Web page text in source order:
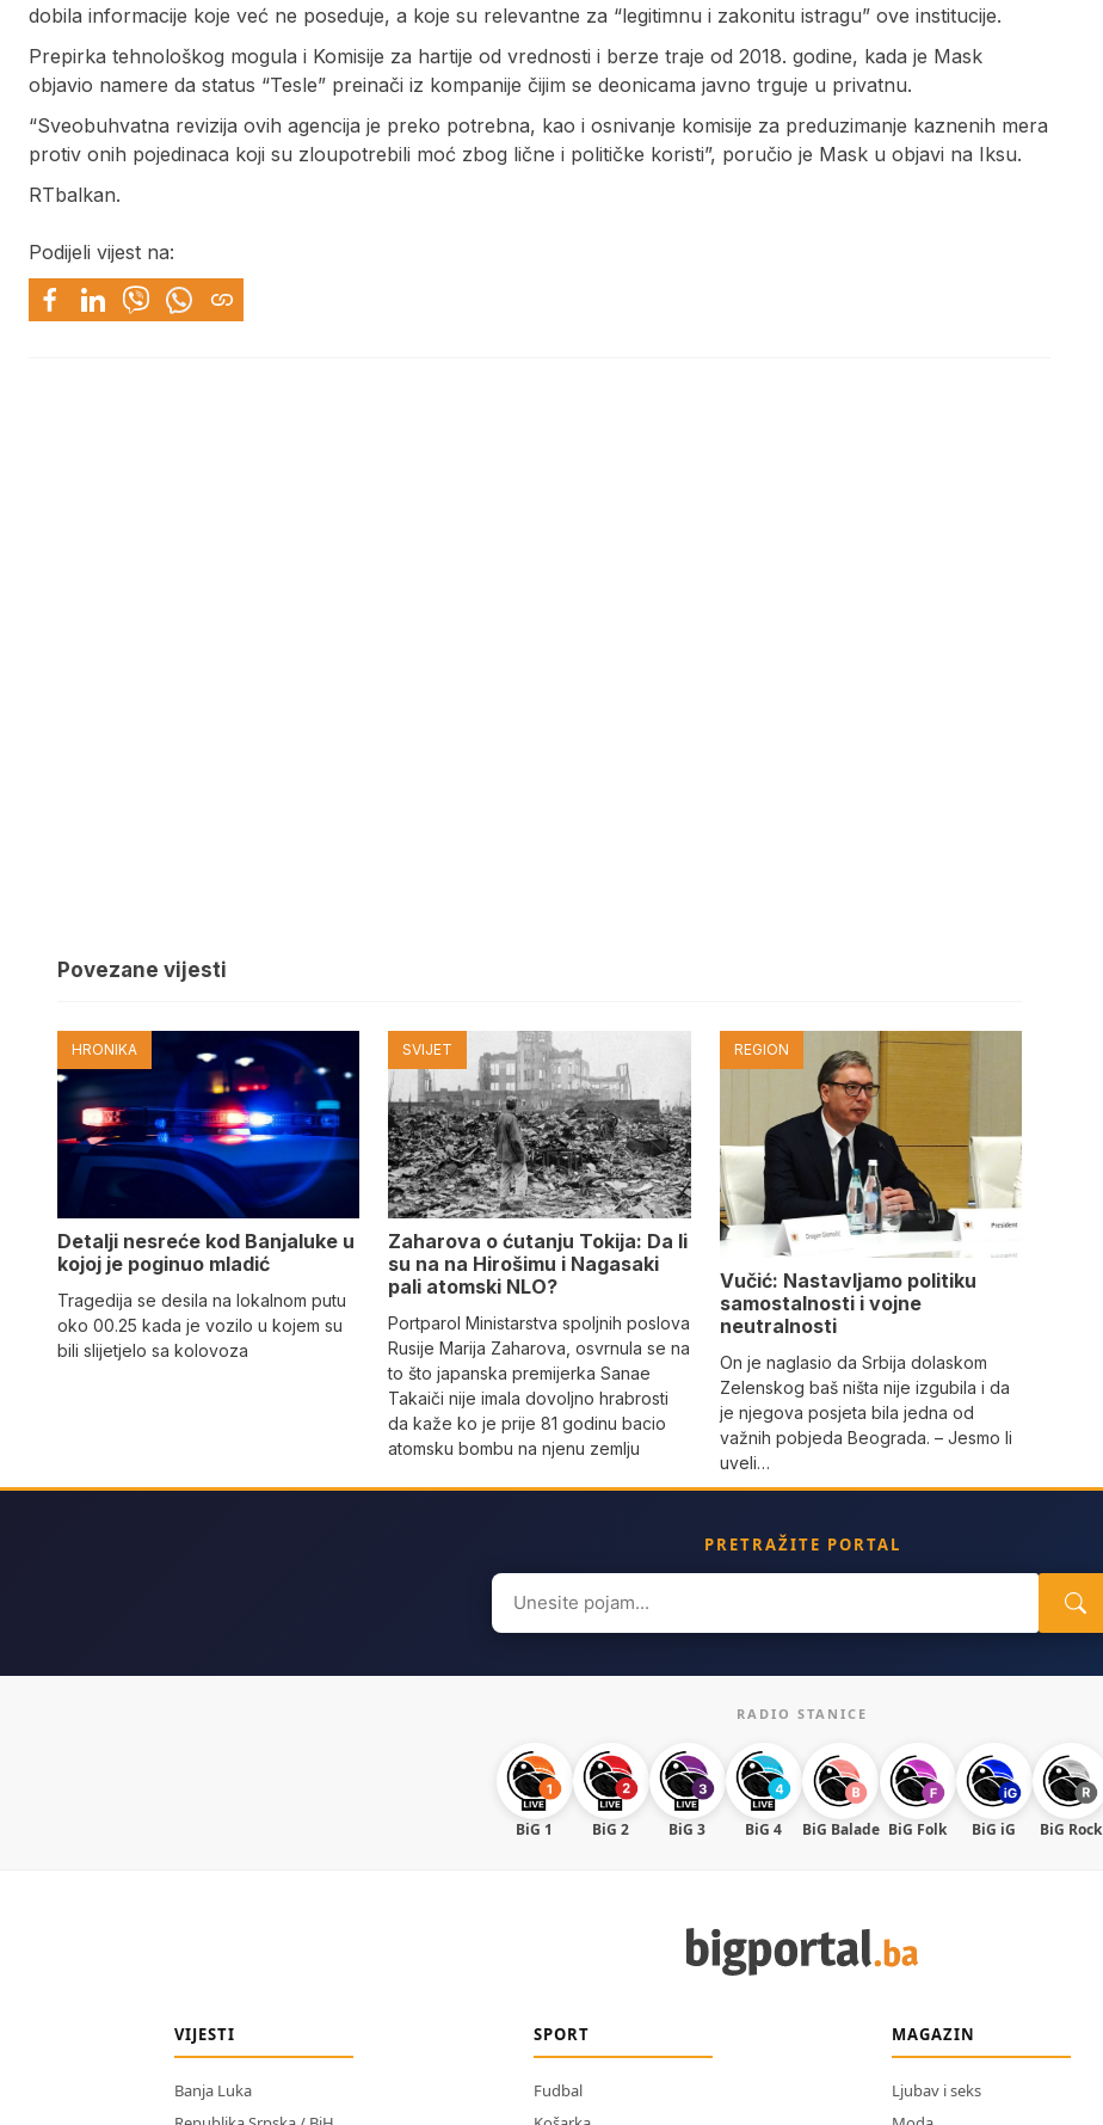
dobila informacije koje već ne poseduje, a koje su relevantne za “legitimnu i zakonitu istragu” ove institucije.
Prepirka tehnološkog mogula i Komisije za hartije od vrednosti i berze traje od 2018. godine, kada je Mask
objavio namere da status “Tesle” preinači iz kompanije čijim se deonicama javno trguje u privatnu.
“Sveobuhvatna revizija ovih agencija je preko potrebna, kao i osnivanje komisije za preduzimanje kaznenih mera
protiv onih pojedinaca koji su zloupotrebili moć zbog lične i političke koristi”, poručio je Mask u objavi na Iksu.
RTbalkan.
Podijeli vijest na:
Povezane vijesti
HRONIKA
Detalji nesreće kod Banjaluke u
kojoj je poginuo mladić
Tragedija se desila na lokalnom putu
oko 00.25 kada je vozilo u kojem su
bili slijetjelo sa kolovoza
SVIJET
Zaharova o ćutanju Tokija: Da li
su na na Hirošimu i Nagasaki
pali atomski NLO?
Portparol Ministarstva spoljnih poslova
Rusije Marija Zaharova, osvrnula se na
to što japanska premijerka Sanae
Takaiči nije imala dovoljno hrabrosti
da kaže ko je prije 81 godinu bacio
atomsku bombu na njenu zemlju
REGION
Vučić: Nastavljamo politiku
samostalnosti i vojne
neutralnosti
On je naglasio da Srbija dolaskom
Zelenskog baš ništa nije izgubila i da
je njegova posjeta bila jedna od
važnih pobjeda Beograda. – Jesmo li
uveli…
PRETRAŽITE PORTAL
Search
for:
RADIO STANICE
BiG 1 BiG 2 BiG 3 BiG 4 BiG Balade BiG Folk BiG iG BiG Rock
VIJESTI
Banja Luka
SPORT
Fudbal
MAGAZIN
Ljubav i seks